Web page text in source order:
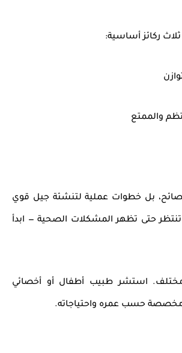
ركائز أساسية:
والممتع
بل خطوات عملية لتنشئة جيل قوي
حتى تظهر المشكلات الصحية — ابدأ
استشر طبيب أطفال أو أخصائي
حسب عمره واحتياجاته.